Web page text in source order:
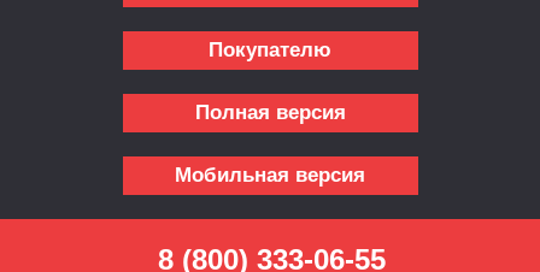
Покупателю
Полная версия
Мобильная версия
8 (800) 333-06-55